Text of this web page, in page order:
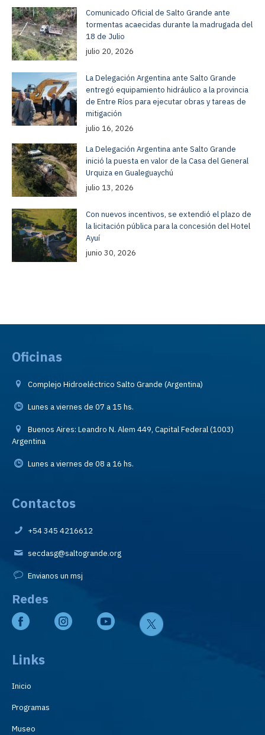
Comunicado Oficial de Salto Grande ante
tormentas acaecidas durante la madrugada del
18 de Julio
julio 20, 2026
La Delegación Argentina ante Salto Grande
entregó equipamiento hidráulico a la provincia
de Entre Ríos para ejecutar obras y tareas de
mitigación
julio 16, 2026
La Delegación Argentina ante Salto Grande
inició la puesta en valor de la Casa del General
Urquiza en Gualeguaychú
julio 13, 2026
Con nuevos incentivos, se extendió el plazo de
la licitación pública para la concesión del Hotel
Ayuí
junio 30, 2026
Oficinas
Complejo Hidroeléctrico Salto Grande (Argentina)
Lunes a viernes de 07 a 15 hs.
Buenos Aires: Leandro N. Alem 449, Capital Federal (1003)
Argentina
Lunes a viernes de 08 a 16 hs.
Contactos
+54 345 4216612
secdasg@saltogrande.org
Envianos un msj
Redes
Links
Inicio
Programas
Museo